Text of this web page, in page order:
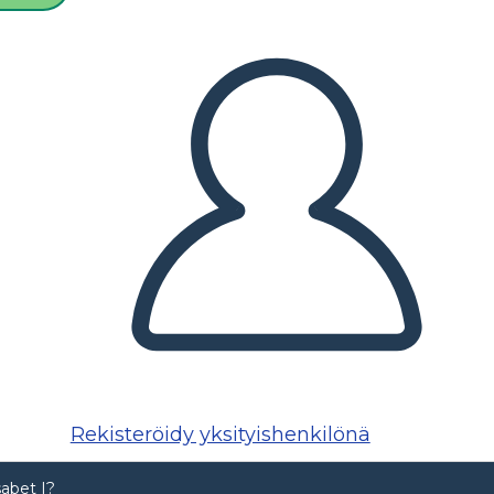
Rekisteröidy yksityishenkilönä
I?